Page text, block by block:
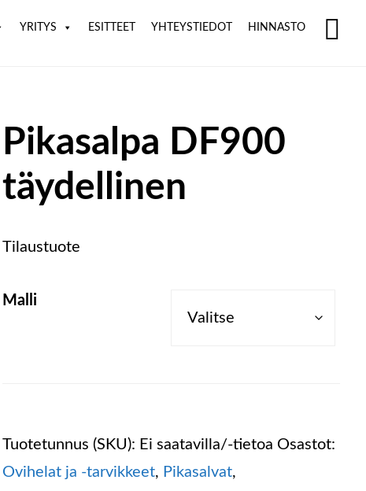
YRITYS ESITTEET YHTEYSTIEDOT HINNASTO
Pikasalpa DF900
täydellinen
Tilaustuote
Malli
Tuotetunnus (SKU): Ei saatavilla/-tietoa Osastot:
Ovihelat ja -tarvikkeet, Pikasalvat,